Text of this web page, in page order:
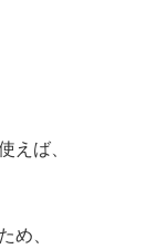
えば、
め、